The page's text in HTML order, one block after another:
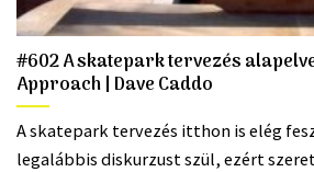
#602 A skatepark tervezés
Approach | Dave Caddo
A skatepark tervezés itthon is elég
legalábbis diskurzust szül, ezért